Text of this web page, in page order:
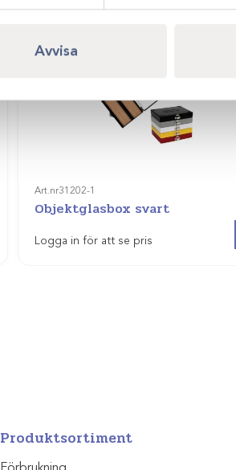
Avvisa
Art.nr31202-1
Objektglasbox svart
Logga in för att se pris
Produktsortiment